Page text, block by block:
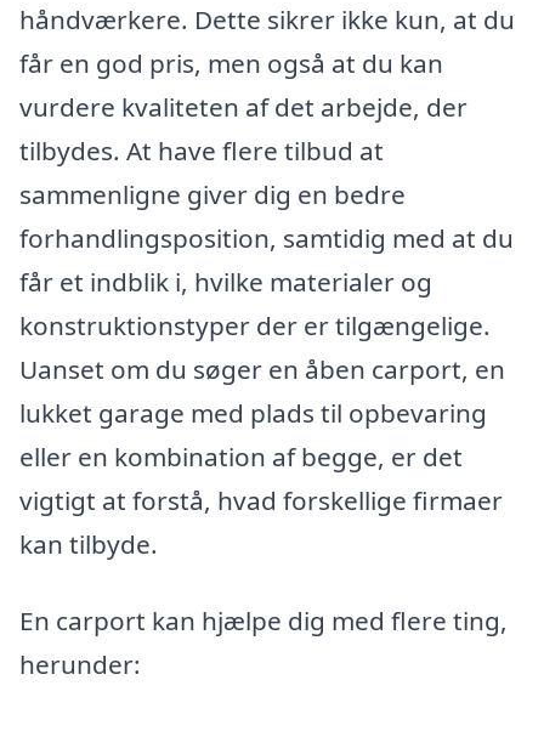
håndværkere. Dette sikrer ikke kun, at du
får en god pris, men også at du kan
vurdere kvaliteten af det arbejde, der
tilbydes. At have flere tilbud at
sammenligne giver dig en bedre
forhandlingsposition, samtidig med at du
får et indblik i, hvilke materialer og
konstruktionstyper der er tilgængelige.
Uanset om du søger en åben carport, en
lukket garage med plads til opbevaring
eller en kombination af begge, er det
vigtigt at forstå, hvad forskellige firmaer
kan tilbyde.
En carport kan hjælpe dig med flere ting,
herunder: